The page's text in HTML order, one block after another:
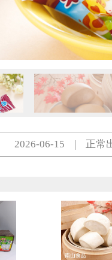
2026-06-15 | 任何
2026-06-15 | 正常
2024-03-13 | 正常
2026-06-15 | 正常